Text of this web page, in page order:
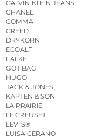
CALVIN KLEIN JEANS
CHANEL
COMMA
CREED
DRYKORN
ECOALF
FALKE
GOT BAG
HUGO
JACK & JONES
KAPTEN & SON
LA PRAIRIE
LE CREUSET
LEVI’S®
LUISA CERANO